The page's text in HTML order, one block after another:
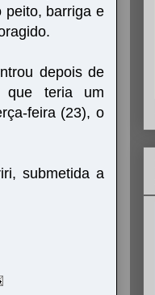
peito, barriga e
depois de
que teria um
feira (23), o
submetida a